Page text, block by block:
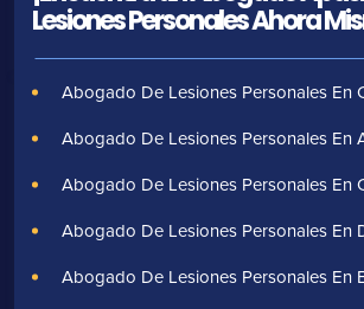
Lesiones Personales Ahora
Abogado De Lesiones Personales En
Abogado De Lesiones Personales En
Abogado De Lesiones Personales En
Abogado De Lesiones Personales En
Abogado De Lesiones Personales En